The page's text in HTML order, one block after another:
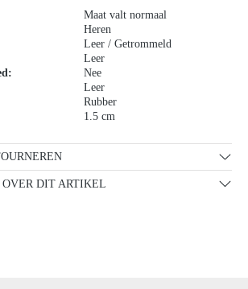
Maat valt normaal
Heren
Leer / Getrommeld
Leer
Nee
Leer
Rubber
1.5 cm
DIT ARTIKEL